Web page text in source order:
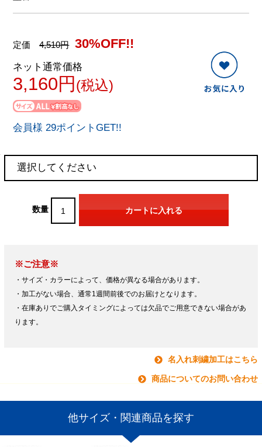
定価4,510円 30%OFF!!
ネット通常価格
3,160円 (税込)
会員様 29ポイントGET!!
数量
※ご注意※
・サイズ・カラーによって、価格が異なる場合があります。
・加工がない場合、通常1週間前後でのお届けとなります。
・在庫ありでご購入タイミングによっては欠品でご用意できない場合があ
ります。
名入れ刺繍加工はこちら
商品についてのお問い合わせ
他サイズ・関連商品を探す